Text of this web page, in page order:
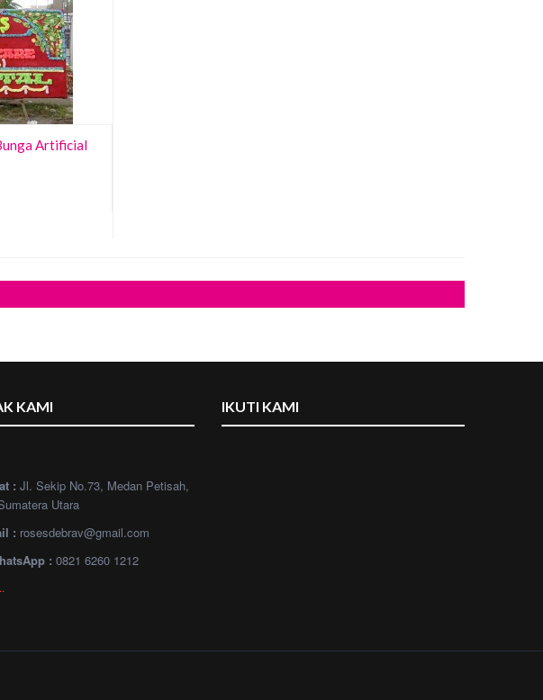
Artificial
KAMI
: Jl. Sekip No.73, Medan Petisah,
Utara
: rosesdebrav@gmail.com
: 0821 6260 1212
IKUTI KAMI